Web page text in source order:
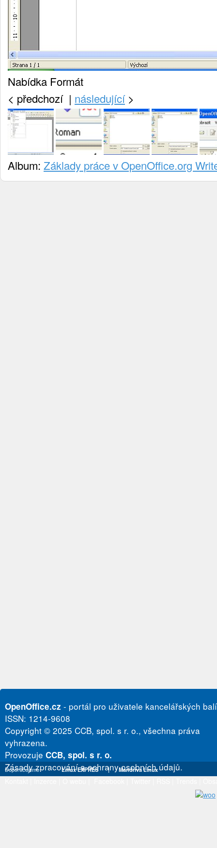
Nabídka Formát
< předchozí | následující>
Album: Základy práce v OpenOffice.org
OpenOffice.cz - portál pro uživatele kancelářských
ISSN: 1214-9608
Copyright © 2025 CCB, spol. s r. o., všechna práva
vyhrazena.
Provozuje CCB, spol. s r. o.
Zásady zpracování a ochrany osobních údajů.
Doporučujeme Linux EXPRES | Mandriva Linux